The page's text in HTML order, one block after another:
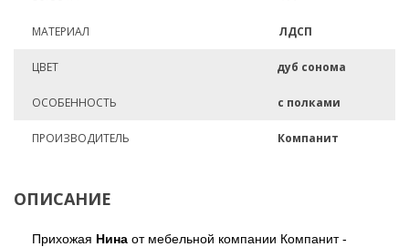
МАТЕРИАЛ ЛДСП
ЦВЕТ дуб сонома
ОСОБЕННОСТЬ с полками
ПРОИЗВОДИТЕЛЬ Компанит
ОПИСАНИЕ
Прихожая Нина от мебельной компании Компанит -